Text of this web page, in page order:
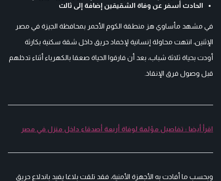
الحادث أسفر عن وفاة الشقيقين إضافة إلى ثالث
في مشهد مأساوي هز منطقة الكوم الأحمر بمحافظة الجيزة في مصر
الإثنين، انتهت محاولة إنسانية لإخماد حريق داخل شقة سكنية بكارثة
أودت بحياة ثلاثة شباب، بعد أن فارقوا الحياة صعقا بالكهرباء أثناء تدخلهم
قبل وصول فرق الإنقاذ.
اقرأ أيضا : تفاصيل مؤلمة لوفاة أربعة أصدقاء داخل منزل في مصر
وبحسب ما أفادت به الأجهزة الأمنية، فقد تلقت بلاغا يفيد باندلاع حريق